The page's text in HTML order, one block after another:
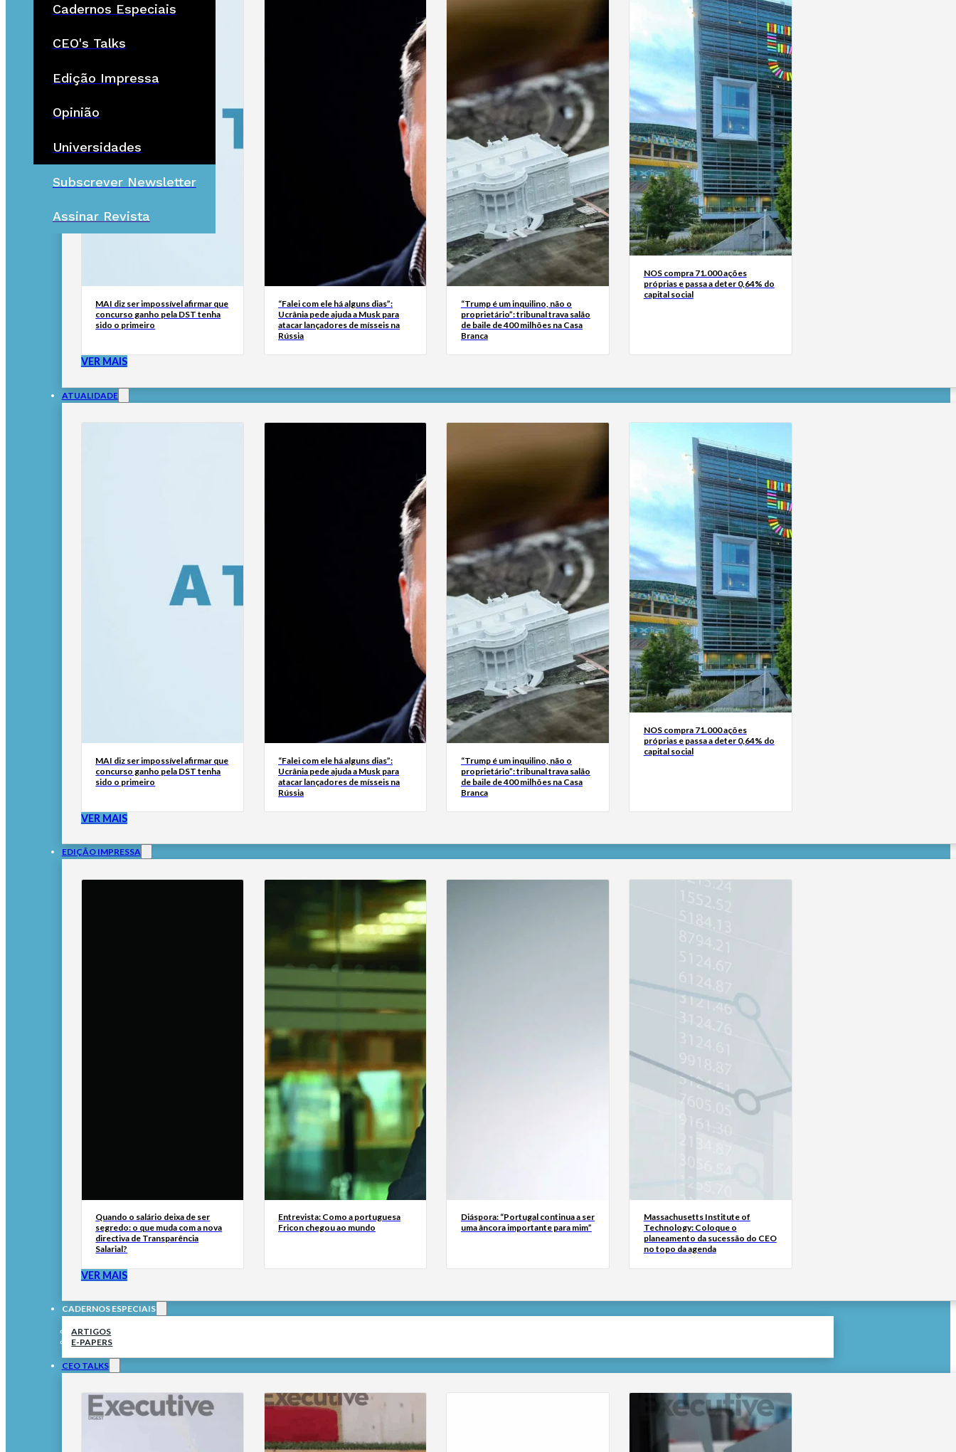
Cadernos Especiais
CEO's Talks
Edição Impressa
Opinião
Universidades
Subscrever Newsletter
Assinar Revista
MAI diz ser impossível afirmar que
concurso ganho pela DST tenha
sido o primeiro
“Falei com ele há alguns dias”:
Ucrânia pede ajuda a Musk para
atacar lançadores de mísseis na
Rússia
“Trump é um inquilino, não o
proprietário”: tribunal trava salão
de baile de 400 milhões na Casa
Branca
NOS compra 71.000 ações
próprias e passa a deter 0,64% do
capital social
VER MAIS
ATUALIDADE
MAI diz ser impossível afirmar que
concurso ganho pela DST tenha
sido o primeiro
“Falei com ele há alguns dias”:
Ucrânia pede ajuda a Musk para
atacar lançadores de mísseis na
Rússia
“Trump é um inquilino, não o
proprietário”: tribunal trava salão
de baile de 400 milhões na Casa
Branca
NOS compra 71.000 ações
próprias e passa a deter 0,64% do
capital social
VER MAIS
EDIÇÃO IMPRESSA
Quando o salário deixa de ser
segredo: o que muda com a nova
directiva de Transparência
Salarial?
Entrevista: Como a portuguesa
Fricon chegou ao mundo
Diáspora: “Portugal continua a ser
uma âncora importante para mim”
Massachusetts Institute of
Technology: Coloque o
planeamento da sucessão do CEO
no topo da agenda
VER MAIS
CADERNOS ESPECIAIS
ARTIGOS
E-PAPERS
CEO TALKS